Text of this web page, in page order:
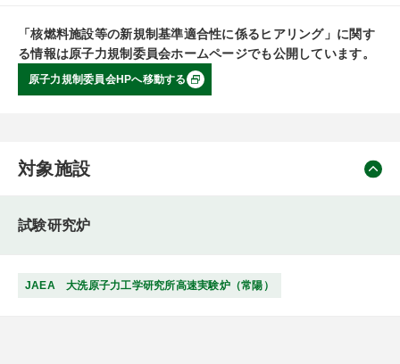
「核燃料施設等の新規制基準適合性に係るヒアリング」に関す
る情報は原子力規制委員会ホームページでも公開しています。
原子力規制委員会HPへ移動する
対象施設
試験研究炉
JAEA 大洗原子力工学研究所高速実験炉（常陽）